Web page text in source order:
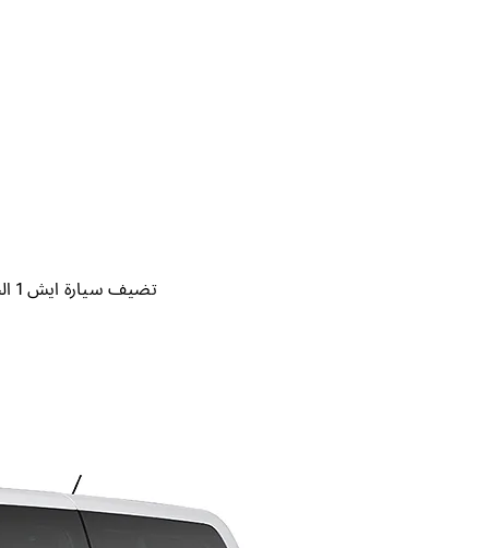
تضيف سيارة ايش 1 الجديدة بعدًا ثريًا ومميزًا لحياتك ، مع تصميمها الفخم والمتطور الذي يجمع بين الأناقة والمغامرة.